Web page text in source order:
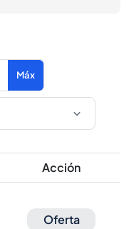
Máx
Acción
Oferta